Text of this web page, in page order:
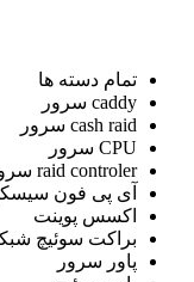
تمام دسته ها
caddy سرور
cash raid سرور
CPU سرور
raid controler سرور
آی پی فون
اکسس پوینت
براکت سوئیچ
پاور سرور